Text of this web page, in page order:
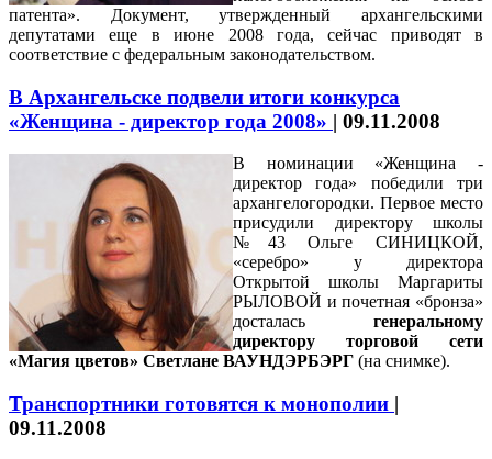
патента». Документ, утвержденный архангельскими
депутатами еще в июне 2008 года, сейчас приводят в
соответствие с федеральным законодательством.
В Архангельске подвели итоги конкурса
«Женщина - директор года 2008» | 09.11.2008
В номинации «Женщина -
директор года» победили три
архангелогородки. Первое место
присудили директору школы
№43 Ольге СИНИЦКОЙ,
«серебро» у директора
Открытой школы Маргариты
РЫЛОВОЙ и почетная «бронза»
досталась генеральному
директору торговой сети
«Магия цветов» Светлане ВАУНДЭРБЭРГ (на снимке).
Транспортники готовятся к монополии |
09.11.2008